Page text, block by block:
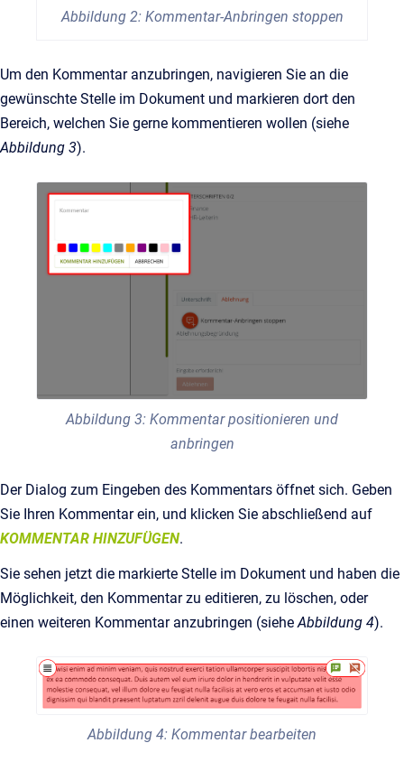
Abbildung 2: Kommentar-Anbringen stoppen
Um den Kommentar anzubringen, navigieren Sie an die
gewünschte Stelle im Dokument und markieren dort den
Bereich, welchen Sie gerne kommentieren wollen (siehe
Abbildung 3).
Abbildung 3: Kommentar positionieren und
anbringen
Der Dialog zum Eingeben des Kommentars öffnet sich. Geben
Sie Ihren Kommentar ein, und klicken Sie abschließend auf
KOMMENTAR HINZUFÜGEN.
Sie sehen jetzt die markierte Stelle im Dokument und haben die
Möglichkeit, den Kommentar zu editieren, zu löschen, oder
einen weiteren Kommentar anzubringen (sieheAbbildung 4).
Abbildung 4: Kommentar bearbeiten